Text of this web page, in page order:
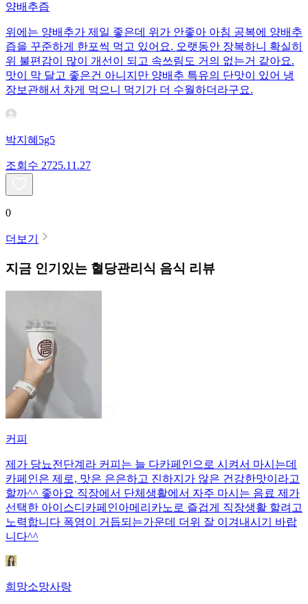
양배추즙
위에는 양배추가 제일 좋은데 위가 안좋아 아침 공복에 양배추
즙을 꾸준하게 한포씩 먹고 있어요. 오랫동안 장복하니 확실히
위 불편감이 많이 개선이 되고 속쓰림도 거의 없는거 같아요.
맛이 막 달고 좋은건 아니지만 양배추 특유의 단맛이 있어 냉
장보관해서 차게 먹으니 먹기가 더 수월하더라구요.
박지혜5g5
조회수 2725.11.27
0
더보기
지금 인기있는 혈당관리식 음식 리뷰
커피
제가 당뇨전단계라 커피는 늘 다카페인으로 시켜서 마시는데
카페인은 제로, 맛은 은은하고 진하지가 않은 건강한맛이라고
할까^^ 좋아요 직장에서 단체생활에서 자주 마시는 음료 제가
선택한 아이스디카페인아메리카노로 즐겁게 직장생활 할려고
노력합니다 폭염이 거듭되는가운데 더위 잘 이겨내시기 바랍
니다^^
희망소망사랑